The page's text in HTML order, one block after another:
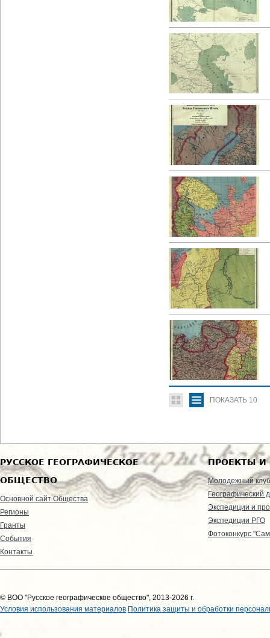
ПОКАЗАТЬ 10
РУССКОЕ ГЕОГРАФИЧЕСКОЕ
ОБЩЕСТВО
Основной сайт Общества
Регионы
Гранты
События
Контакты
ПРОЕКТЫ И
Молодежный клуб
Географический
Экспедиции и
Экспедиции РГО
Фотоконкурс
© ВОО "Русское географическое общество", 2013-2026 г.
Условия использования материалов Политика защиты и обработки